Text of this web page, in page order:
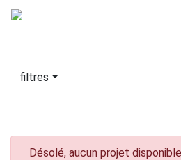
filtres
Désolé, aucun projet